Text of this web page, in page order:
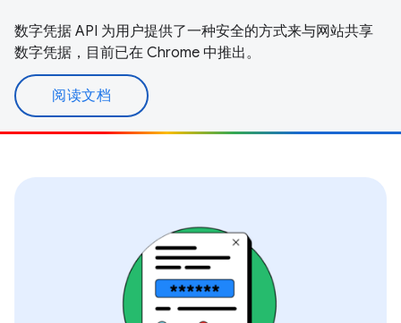
数字凭据 API 为用户提供了一种安全的方式来与网站共享
数字凭据，目前已在 Chrome 中推出。
阅读文档